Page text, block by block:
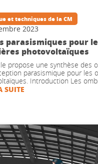
et techniques de la CM
2023
parasismiques pour
photovoltaïques
propose une synthèse des
parasismique pour les
Introduction Les
SUITE